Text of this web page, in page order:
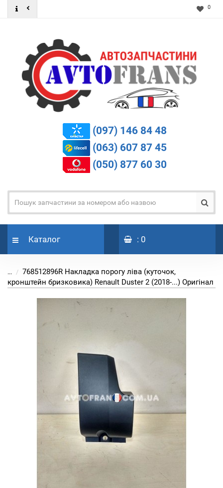
0
(097) 146 84 48
(063) 607 87 45
(050) 877 60 30
Каталог : 0
...
768512896R Накладка порогу ліва (куточок,
кронштейн бризковика) Renault Duster 2 (2018-...) Оригінал